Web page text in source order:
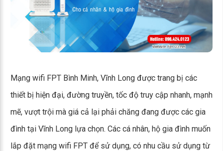
Mạng wifi FPT Bình Minh, Vĩnh Long được trang bị các
thiết bị hiện đại, đường truyền, tốc độ truy cập nhanh, mạnh
mẽ, vượt trội mà giá cả lại phải chăng đang được các gia
đình tại Vĩnh Long lựa chọn. Các cá nhân, hộ gia đình muốn
lắp đặt mạng wifi FPT để sử dụng, có nhu cầu sử dụng từ